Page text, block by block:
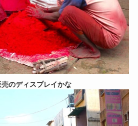
のディスプレイかな